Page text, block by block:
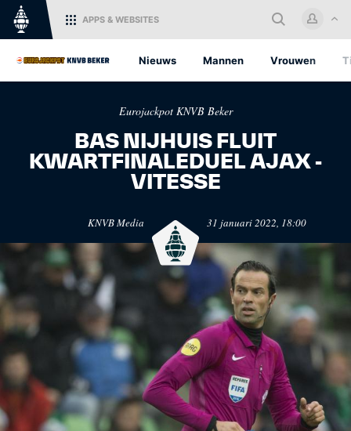
Log in met je KNVB Account of
maak een nieuw KNVB Account
aan.
Inloggen
Registreren
APPS & WEBSITES
Nieuws Mannen Vrouwen
ondersteuning van het
Nederlandse voetbal.
Het officiële kanaal van de
KNVB voor alle Oranjefans.
Voetbal.nl
Eurojackpot KNVB
Eurojackpot KNVB Beker
BAS NIJHUIS FLUIT
KWARTFINALEDUEL AJAX -
VITESSE
KNVB Media 31 januari 2022, 18:00